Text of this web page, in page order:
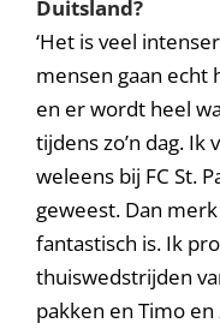
Duitsland?
‘Het is veel
mensen gaan echt
en er wordt heel
tijdens zo’n dag.
weleens bij FC St.
geweest. Dan
fantastisch is. Ik
thuiswedstrijden
pakken en Timo